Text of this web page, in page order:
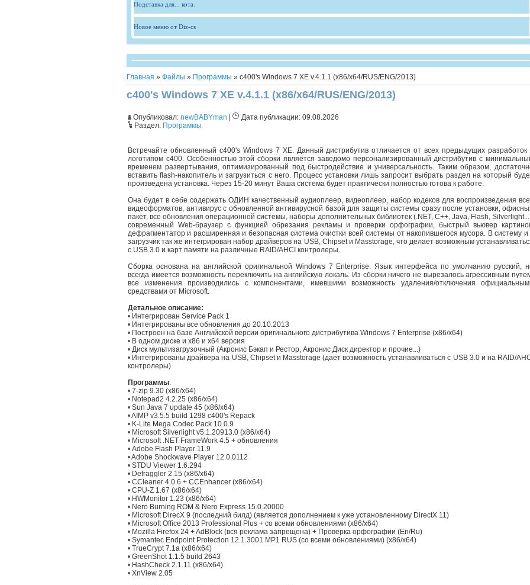
Подставка для... кота.
Новое меню от Diz-cs
Главная » Файлы » Программы » c400's Windows 7 XE v.4.1.1 (x86/x64/RUS/ENG/2013)
c400's Windows 7 XE v.4.1.1 (x86/x64/RUS/ENG/2013)
Опубликовал: newBABYman Дата публикации: 09.08.2026
Раздел: Программы
Встречайте обновленный c400's Windows 7 XE. Данный дистрибутив отличается от всех предыдущих разработок
логотипом c400. Особенностью этой сборки является заведомо персонализированный дистрибутив с
временем развертывания, оптимизированный под быстродействие и универсальность. Таким образом,
вставить flash-накопитель и загрузиться с него. Процесс установки лишь запросит выбрать раздел на который
произведена установка. Через 15-20 минут Ваша система будет практически полностью готова к работе.
Она будет в себе содержать ОДИН качественный аудиоплеер, видеоплеер, набор кодеков для воспроизведения
видеоформатов, антивирус с обновленной антивирусной базой для защиты системы сразу после установки,
пакет, все обновления операционной системы, наборы дополнительных библиотек (.NET, C++, Java, Flash,
современный Web-браузер с функцией обрезания рекламы и проверки орфографии, быстрый вьювер
дефрагментатор и расширенная и безопасная система очистки всей системы от накопившегося мусора. В систему и
загрузчик так же интегрирован набор драйверов на USB, Chipset и Masstorage, что делает возможным
с USB 3.0 и карт памяти на различные RAID/AHCI контролеры.
Сборка основана на английской оригинальной Windows 7 Enterprise. Язык интерфейса по умолчанию русский,
всегда имеется возможность переключить на английскую локаль. Из сборки ничего не вырезалось агрессивным
все изменения производились с компонентами, имевшими возможность удаления/отключения
средствами от Microsoft.
Детальное описание:
• Интегрирован Service Pack 1
• Интегрированы все обновления до 20.10.2013
• Построен на базе Английской версии оригинального дистрибутива Windows 7 Enterprise (x86/x64)
• В одном диске и x86 и x64 версия
• Диск мультизагрузочный (Акронис Бэкап и Рестор, Акронис Диск директор и прочие...)
• Интегрированы драйвера на USB, Chipset и Masstorage (дает возможность устанавливаться с USB 3.0 и на RAID/
контролеры)
Программы:
• 7-zip 9.30 (x86/x64)
• Notepad2 4.2.25 (x86/x64)
• Sun Java 7 update 45 (x86/x64)
• AIMP v3.5.5 build 1298 c400's Repack
• K-Lite Mega Codec Pack 10.0.9
• Microsoft Silverlight v5.1.20913.0 (x86/x64)
• Microsoft .NET FrameWork 4.5 + обновления
• Adobe Flash Player 11.9
• Adobe Shockwave Player 12.0.0112
• STDU Viewer 1.6.294
• Defraggler 2.15 (x86/x64)
• CCleaner 4.0.6 + CCEnhancer (x86/x64)
• CPU-Z 1.67 (x86/x64)
• HWMonitor 1.23 (x86/x64)
• Nero Burning ROM & Nero Express 15.0.20000
• Microsoft DirecX 9 (последний билд) (является дополнением к уже установленному DirectX 11)
• Microsoft Office 2013 Professional Plus + со всеми обновлениями (x86/x64)
• Mozilla Firefox 24 + AdBlock (вся реклама запрещена) + Проверка орфографии (En/Ru)
• Symantec Endpoint Protection 12.1.3001 MP1 RUS (со всеми обновлениями) (x86/x64)
• TrueCrypt 7.1a (x86/x64)
• GreenShot 1.1.5 build 2643
• HashCheck 2.1.11 (x86/x64)
• XnView 2.05